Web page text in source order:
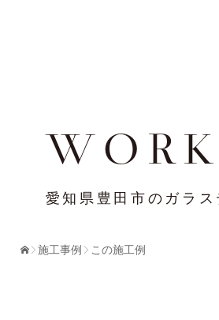
愛知県豊田市のガラ
施工事例 この施工例